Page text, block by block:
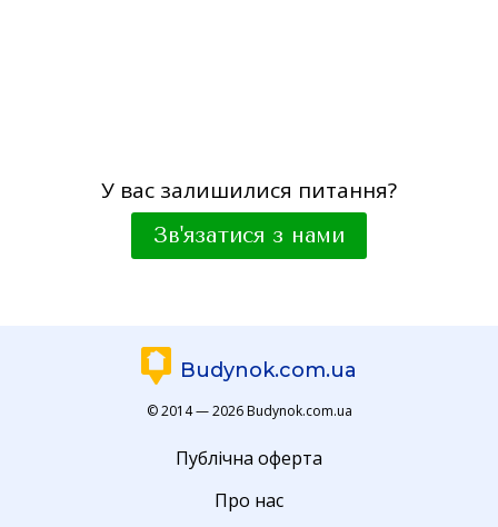
У вас залишилися питання?
Зв'язатися з нами
Budynok.com.ua
© 2014 — 2026 Budynok.com.ua
Публічна оферта
Про нас